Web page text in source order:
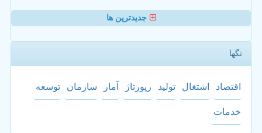
جدیدترین ها
تگها
اقتصاد اشتغال تولید رپورتاژ آمار سازمان توسعه
خدمات